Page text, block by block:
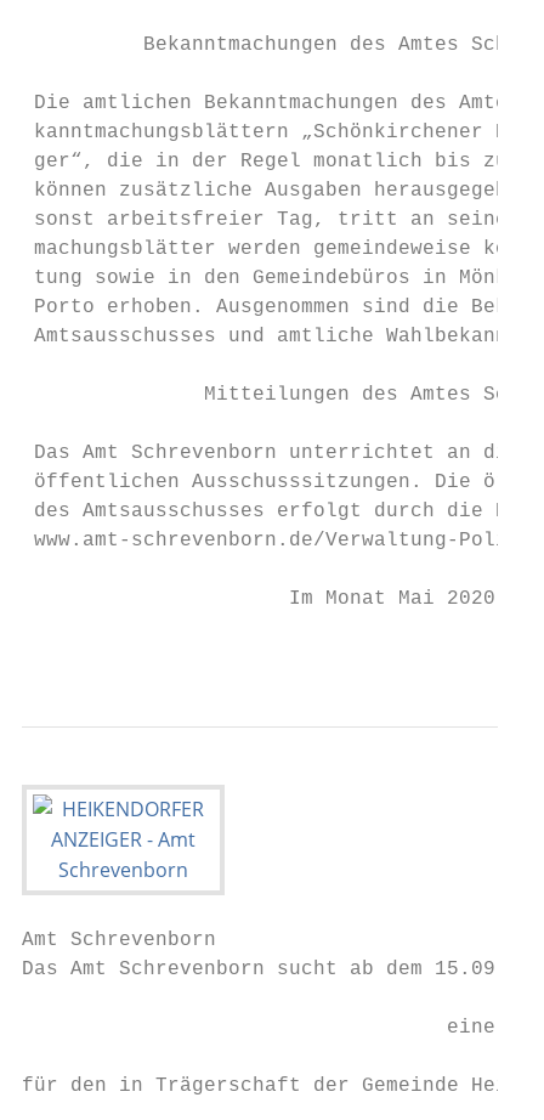
Bekanntmachungen des Amtes
Die amtlichen Bekanntmachungen des
kanntmachungsblättern „Schönkirchener
ger“, die in der Regel monatlich bis zum
können zusätzliche Ausgaben
sonst arbeitsfreier Tag, tritt an seine
machungsblätter werden gemeindeweise
tung sowie in den Gemeindebüros in
Porto erhoben. Ausgenommen sind die
Amtsausschusses und amtliche
Mitteilungen des Amtes
Das Amt Schrevenborn unterrichtet an
öffentlichen Ausschusssitzungen. Die
des Amtsausschusses erfolgt durch die
www.amt-schrevenborn.de/Verwaltung-
Im Monat Mai 2020
Amt Schrevenborn
Das Amt Schrevenborn sucht ab dem
eine
für den in Trägerschaft der Gemeinde